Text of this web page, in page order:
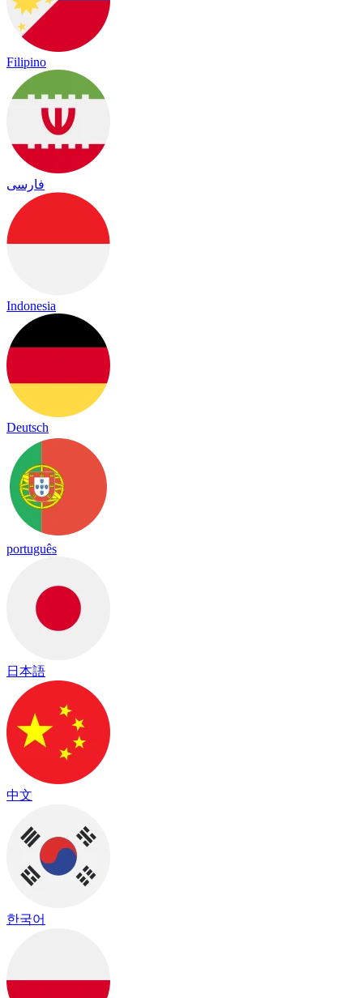
Filipino
فارسی
Indonesia
Deutsch
português
日本語
中文
한국어